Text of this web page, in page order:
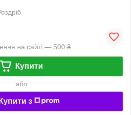
на сайті — 500 ₴
Купити
або
Купити з